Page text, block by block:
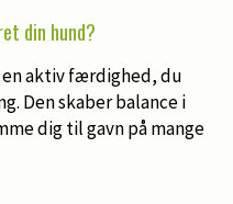
din hund?
aktiv færdighed, du
Den skaber balance i
dig til gavn på mange